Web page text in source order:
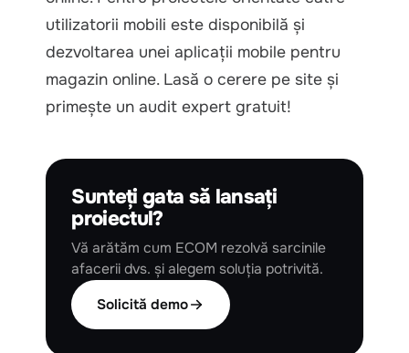
utilizatorii mobili este disponibilă și
dezvoltarea unei aplicații mobile pentru
magazin online. Lasă o cerere pe site și
primește un audit expert gratuit!
Sunteți gata să lansați
proiectul?
Vă arătăm cum ECOM rezolvă sarcinile
afacerii dvs. și alegem soluția potrivită.
Solicită demo